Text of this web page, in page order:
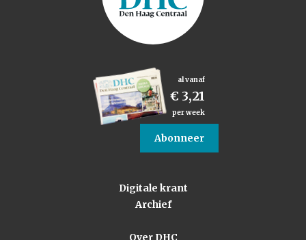
al vanaf
€ 3,21
per week
Abonneer
Digitale krant
Archief
Over DHC